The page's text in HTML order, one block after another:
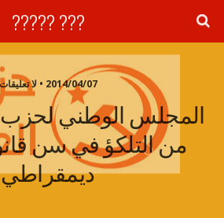
??? ?????
2014/04/07 • لا تعليقات
المجلس الوطني لحزب
من التلكؤ في سن
ديمقراطي